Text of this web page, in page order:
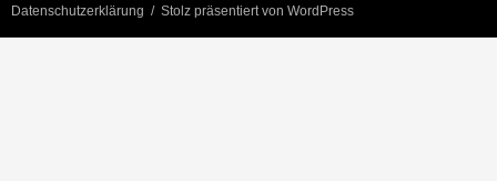
Datenschutzerklärung Stolz präsentiert von WordPress